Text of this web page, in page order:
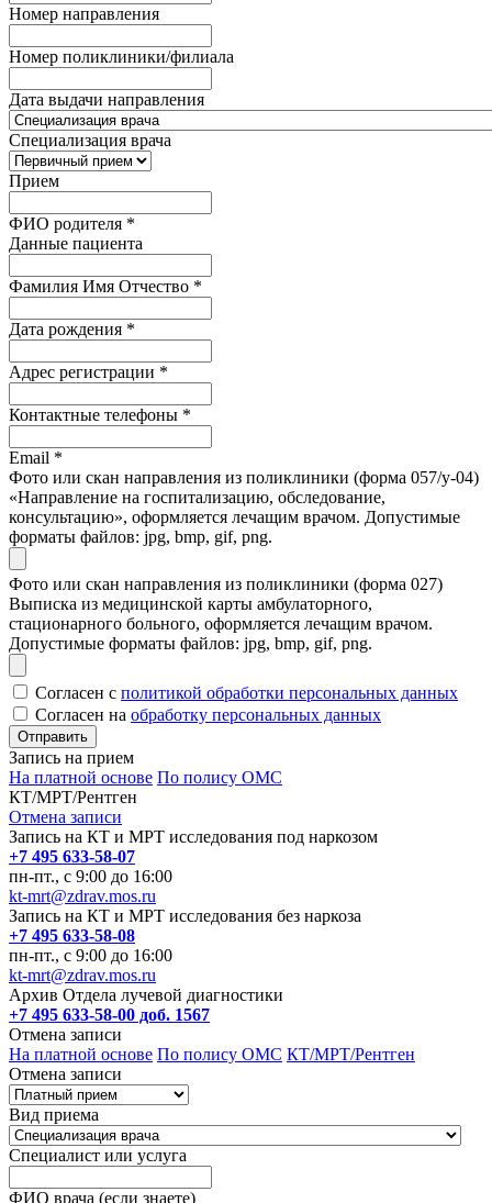
Номер направления
Номер поликлиники/филиала
Дата выдачи направления
Специализация врача
Прием
ФИО родителя *
Данные пациента
Фамилия Имя Отчество *
Дата рождения *
Адрес регистрации *
Контактные телефоны *
Email *
Фото или скан направления из поликлиники (форма 057/у-04)
«Направление на госпитализацию, обследование,
консультацию», оформляется лечащим врачом. Допустимые
форматы файлов: jpg, bmp, gif, png.
Фото или скан направления из поликлиники (форма 027)
Выписка из медицинской карты амбулаторного,
стационарного больного, оформляется лечащим врачом.
Допустимые форматы файлов: jpg, bmp, gif, png.
Согласен с политикой обработки персональных данных
Согласен на обработку персональных данных
Запись на прием
На платной основе По полису ОМС
КТ/МРТ/Рентген
Отмена записи
Запись на КТ и МРТ исследования под наркозом
+7 495 633-58-07
пн-пт., с 9:00 до 16:00
kt-mrt@zdrav.mos.ru
Запись на КТ и МРТ исследования без наркоза
+7 495 633-58-08
пн-пт., с 9:00 до 16:00
kt-mrt@zdrav.mos.ru
Архив Отдела лучевой диагностики
+7 495 633-58-00 доб. 1567
Отмена записи
На платной основе По полису ОМС КТ/МРТ/Рентген
Отмена записи
Вид приема
Специалист или услуга
ФИО врача (если знаете)